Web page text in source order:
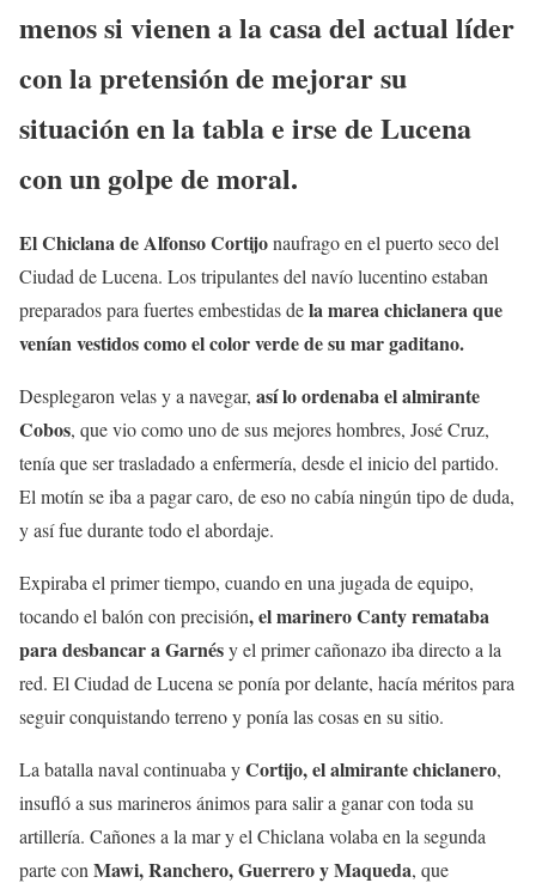
menos si vienen a la casa del actual líder
con la pretensión de mejorar su
situación en la tablae irse de Lucena
con un golpe de moral.
El Chiclana de Alfonso Cortijonaufrago en el puerto seco del
Ciudad de Lucena. Los tripulantes del navío lucentino estaban
preparados para fuertes embestidas dela marea chiclanera que
venían vestidos como el color verde de su mar gaditano.
Desplegaron velas y a navegar, así lo ordenaba el almirante
Cobos, que vio como uno de sus mejores hombres, José Cruz,
tenía que ser trasladado a enfermería, desde el inicio del partido.
El motín se iba a pagar caro, de eso no cabía ningún tipo de duda,
y así fue durante todo el abordaje.
Expiraba el primer tiempo, cuando en una jugada de equipo,
tocando el balón con precisión, el marinero Canty remataba
para desbancar a Garnésy el primer cañonazo iba directo a la
red. El Ciudad de Lucena se ponía por delante, hacía méritos para
seguir conquistando terreno y ponía las cosas en su sitio.
La batalla naval continuaba yCortijo, el almirante chiclanero,
insufló a sus marineros ánimos para salir a ganar con toda su
artillería. Cañones a la mar y el Chiclana volaba en la segunda
parte conMawi, Ranchero, Guerrero y Maqueda, que